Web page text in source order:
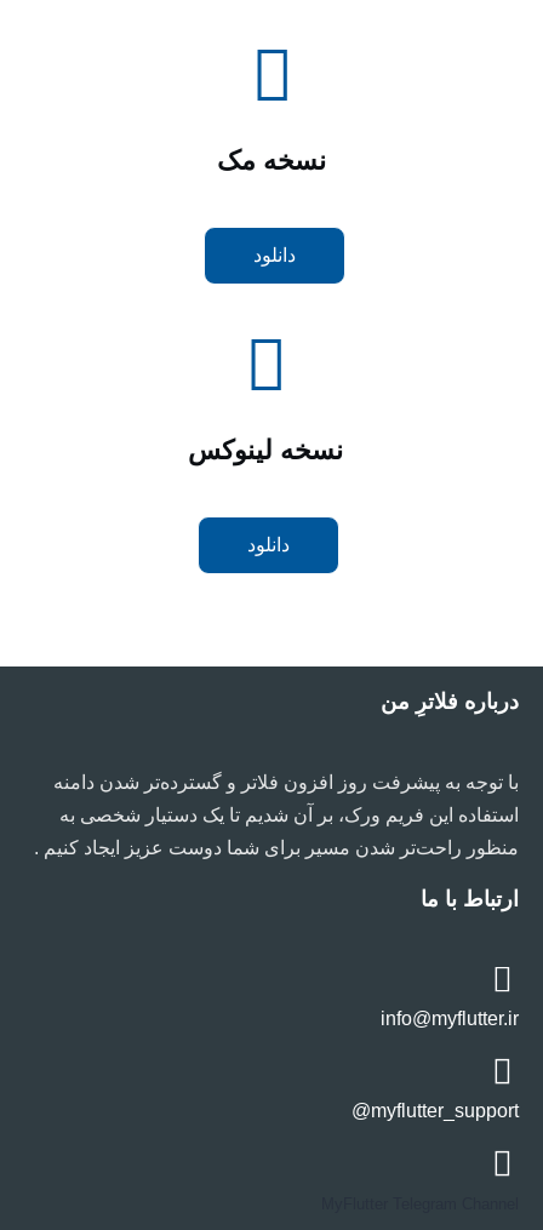
نسخه مک
دانلود
نسخه لینوکس
دانلود
درباره فلاترِ من
با توجه به پیشرفت روز افزون فلاتر و گسترده‌تر شدن دامنه
استفاده این فریم ورک، بر آن شدیم تا یک دستیار شخصی به
منظور راحت‌تر شدن مسیر برای شما دوست عزیز ایجاد کنیم .
ارتباط با ما
info@myflutter.ir
myflutter_support@